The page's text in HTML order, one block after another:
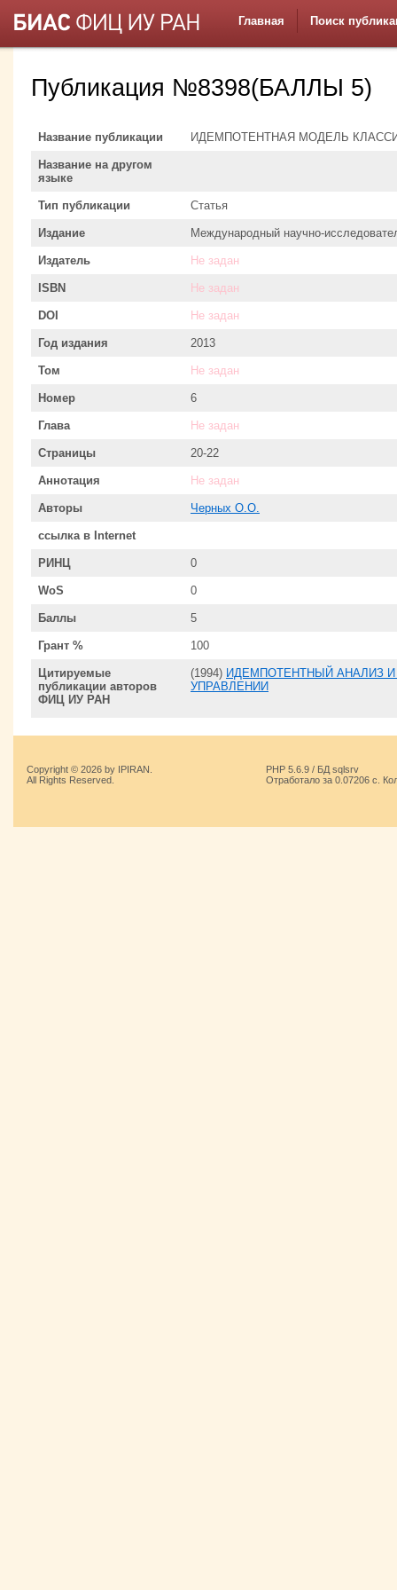
Главная Поиск
Публикация №8398(БАЛЛЫ 5)
Название публикации ИДЕМПОТЕНТНАЯ МОДЕЛЬ
Название на другом
языке
Тип публикации Статья
Издание Международный научно-
Издатель Не задан
ISBN Не задан
DOI Не задан
Год издания 2013
Том Не задан
Номер 6
Глава Не задан
Страницы 20-22
Аннотация Не задан
Авторы Черных О.О.
ссылка в Internet
РИНЦ 0
WoS 0
Баллы 5
Грант % 100
Цитируемые
публикации авторов
ФИЦ ИУ РАН
(1994) ИДЕМПОТЕНТНЫЙ АНАЛИЗ
УПРАВЛЕНИИ
Copyright © 2026 by IPIRAN.
All Rights Reserved.
PHP 5.6.9 / БД sqlsrv
Отработало за 0.07206 с.